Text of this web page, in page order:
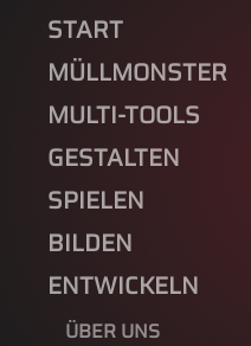
START
MÜLLMONSTER
MULTI-TOOLS
GESTALTEN
SPIELEN
BILDEN
ENTWICKELN
ÜBER UNS